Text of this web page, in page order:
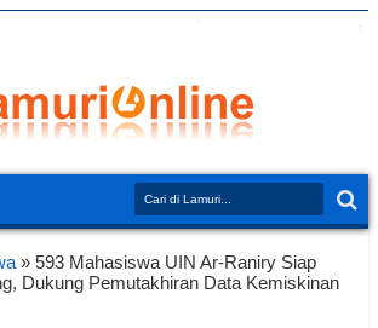
» 593 Mahasiswa UIN Ar-Raniry Siap
Dukung Pemutakhiran Data Kemiskinan